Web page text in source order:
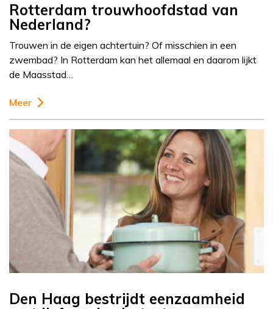
Rotterdam trouwhoofdstad van
Nederland?
Trouwen in de eigen achtertuin? Of misschien in een
zwembad? In Rotterdam kan het allemaal en daarom lijkt
de Maasstad…
Meer
Den Haag bestrijdt eenzaamheid